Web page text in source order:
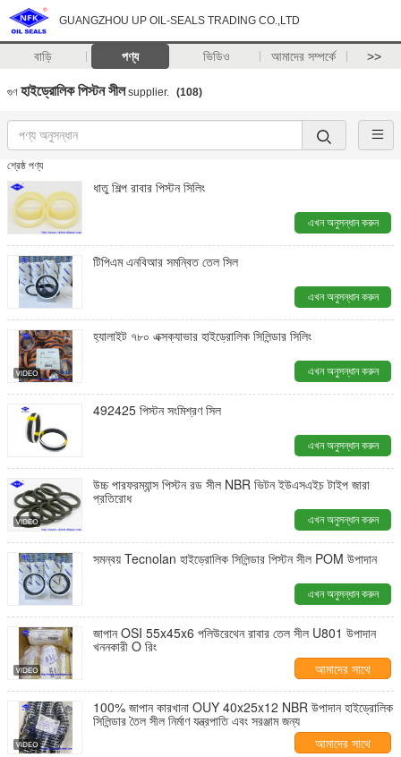
GUANGZHOU UP OIL-SEALS TRADING CO.,LTD
বাড়ি পণ্য ভিডিও আমাদের সম্পর্কে >>
গুণ হাইড্রোলিক পিস্টন সীলsupplier. (108)
শ্রেষ্ঠ পণ্য
ধাতু শিল্প রাবার পিস্টন সিলিং
এখন অনুসন্ধান করুন
টিপিএম এনবিআর সমন্বিত তেল সিল
এখন অনুসন্ধান করুন
হ্যালাইট ৭৮০ এক্সক্যাভার হাইড্রোলিক সিলিন্ডার সিলিং
এখন অনুসন্ধান করুন
492425 পিস্টন সংমিশ্রণ সিল
এখন অনুসন্ধান করুন
উচ্চ পারফরম্যান্স পিস্টন রড সীল NBR ভিটন ইউএসএইচ টাইপ জারা
প্রতিরোধ
এখন অনুসন্ধান করুন
সমন্বয় Tecnolan হাইড্রোলিক সিলিন্ডার পিস্টন সীল POM উপাদান
এখন অনুসন্ধান করুন
জাপান OSI 55x45x6 পলিউরেথেন রাবার তেল সীল U801 উপাদান
খননকারী O রিং
আমাদের সাথে
যোগাযোগ করুন
100% জাপান কারখানা OUY 40x25x12 NBR উপাদান হাইড্রোলিক
সিলিন্ডার তৈল সীল নির্মাণ যন্ত্রপাতি এবং সরঞ্জাম জন্য
আমাদের সাথে